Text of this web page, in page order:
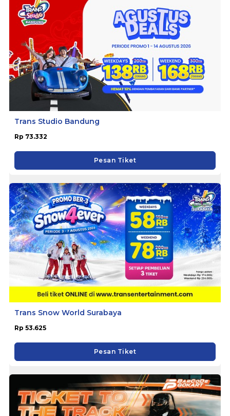
Trans Studio Bandung
Rp 73.332
Pesan Tiket
Trans Snow World Surabaya
Rp 53.625
Pesan Tiket